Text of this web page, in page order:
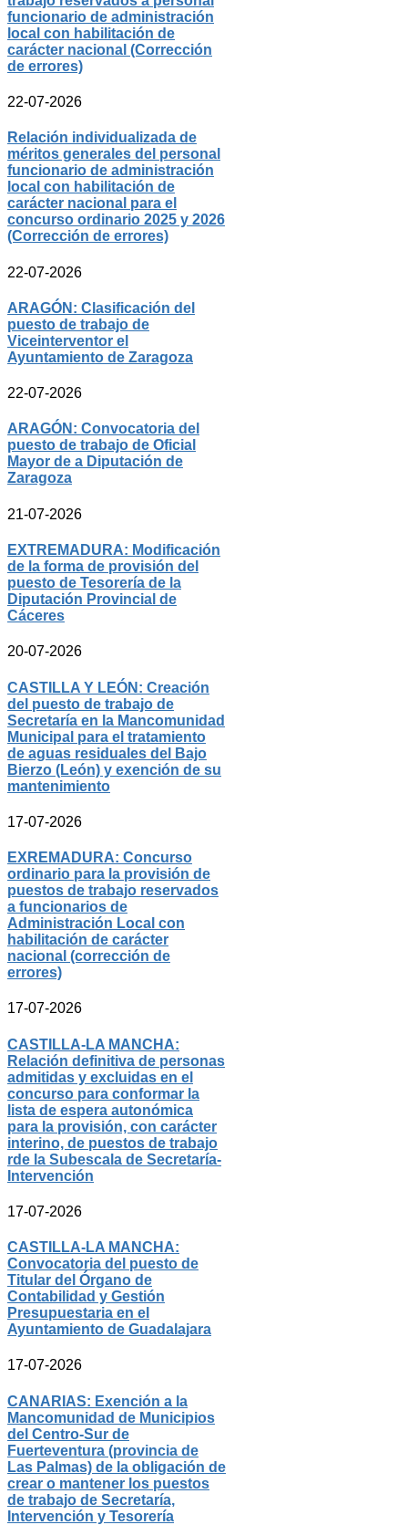
funcionario de administración
local con habilitación de
carácter nacional (Corrección
de errores)
22-07-2026
Relación individualizada de
méritos generales del personal
funcionario de administración
local con habilitación de
carácter nacional para el
concurso ordinario 2025 y 2026
(Corrección de errores)
22-07-2026
ARAGÓN: Clasificación del
puesto de trabajo de
Viceinterventor el
Ayuntamiento de Zaragoza
22-07-2026
ARAGÓN: Convocatoria del
puesto de trabajo de Oficial
Mayor de a Diputación de
Zaragoza
21-07-2026
EXTREMADURA: Modificación
de la forma de provisión del
puesto de Tesorería de la
Diputación Provincial de
Cáceres
20-07-2026
CASTILLA Y LEÓN: Creación
del puesto de trabajo de
Secretaría en la Mancomunidad
Municipal para el tratamiento
de aguas residuales del Bajo
Bierzo (León) y exención de su
mantenimiento
17-07-2026
EXREMADURA: Concurso
ordinario para la provisión de
puestos de trabajo reservados
a funcionarios de
Administración Local con
habilitación de carácter
nacional (corrección de
errores)
17-07-2026
CASTILLA-LA MANCHA:
Relación definitiva de personas
admitidas y excluidas en el
concurso para conformar la
lista de espera autonómica
para la provisión, con carácter
interino, de puestos de trabajo
rde la Subescala de Secretaría-
Intervención
17-07-2026
CASTILLA-LA MANCHA:
Convocatoria del puesto de
Titular del Órgano de
Contabilidad y Gestión
Presupuestaria en el
Ayuntamiento de Guadalajara
17-07-2026
CANARIAS: Exención a la
Mancomunidad de Municipios
del Centro-Sur de
Fuerteventura (provincia de
Las Palmas) de la obligación de
crear o mantener los puestos
de trabajo de Secretaría,
Intervención y Tesorería